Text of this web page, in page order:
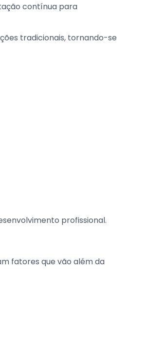
contínua para
tradicionais, tornando-se
profissional.
fatores que vão além da